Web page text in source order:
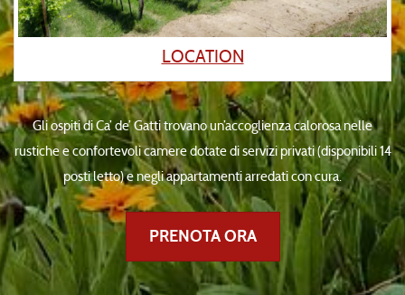
LOCATION
Gli ospiti di Ca’ de’ Gatti trovano un’accoglienza calorosa nelle
rustiche e confortevoli camere dotate di servizi privati (disponibili 14
posti letto) e negli appartamenti arredati con cura.
PRENOTA ORA